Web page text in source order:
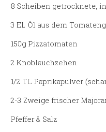
8 Scheiben getrocknete,
3 EL Öl aus dem
150g Pizzatomaten
2 Knoblauchzehen
1/2 TL Paprikapulver
2-3 Zweige frischer
Pfeffer & Salz